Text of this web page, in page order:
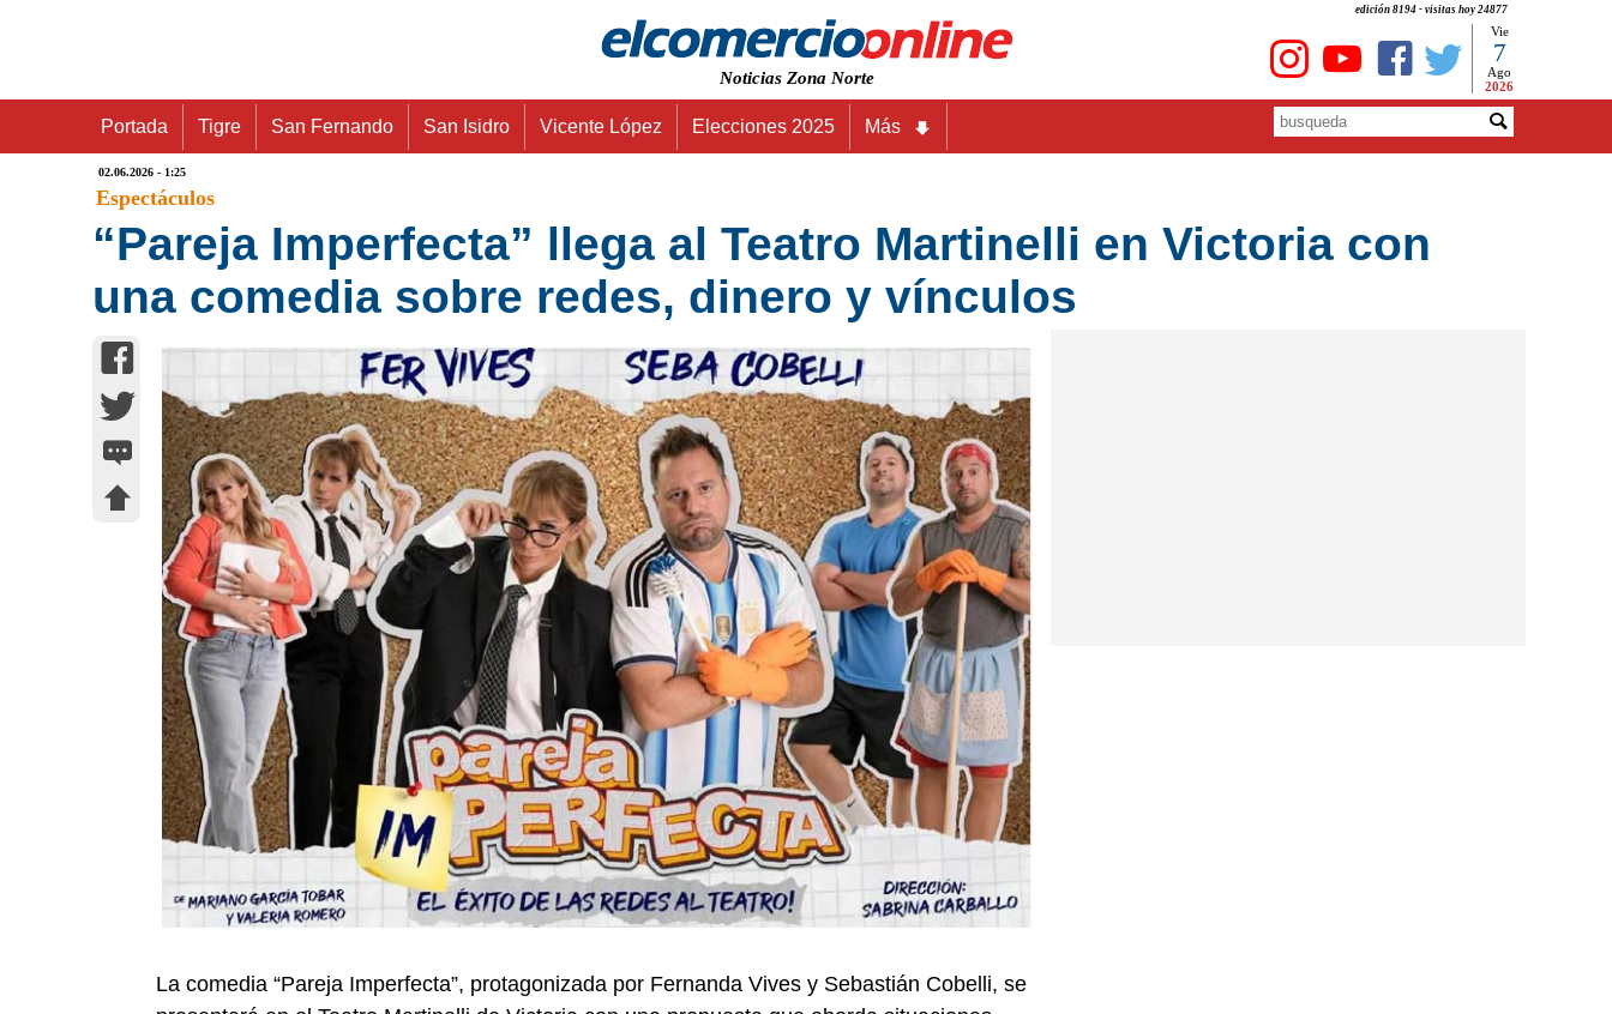
edición 8194 - visitas hoy 24877
Noticias Zona Norte
Vie
7
Ago
2026
Portada Tigre San Fernando San Isidro Vicente López Elecciones 2025 Más
02.06.2026 - 1:25
Espectáculos
“Pareja Imperfecta” llega al Teatro Martinelli en Victoria con
una comedia sobre redes, dinero y vínculos
La comedia “Pareja Imperfecta”, protagonizada por Fernanda Vives y Sebastián Cobelli, se